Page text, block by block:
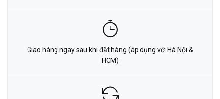
Giao hàng ngay sau khi đặt hàng (áp dụng với Hà Nội &
HCM)